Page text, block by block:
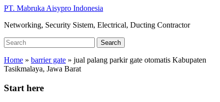
Skip
main
PT. Mabruka Aisypro Indonesia
Networking, Security Sistem, Electrical, Ducting Contractor
Search
for:
Search
Home » barrier gate » jual palang parkir gate otomatis Kabupaten
Tasikmalaya, Jawa Barat
Start here